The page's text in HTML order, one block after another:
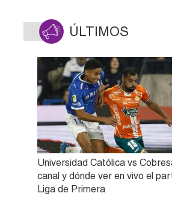
ÚLTIMOS
Universidad Católica vs
canal y dónde ver en vivo el
Liga de Primera